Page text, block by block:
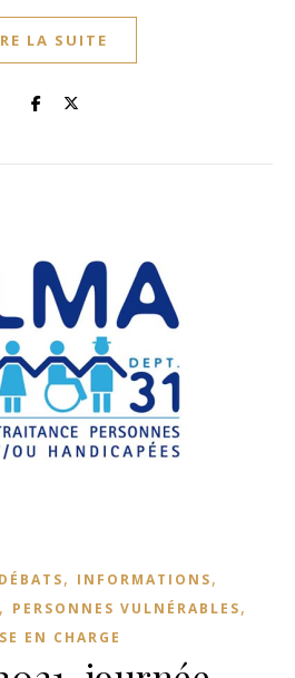
LA SUITE
, INFORMATIONS,
, PERSONNES VULNÉRABLES,
EN CHARGE